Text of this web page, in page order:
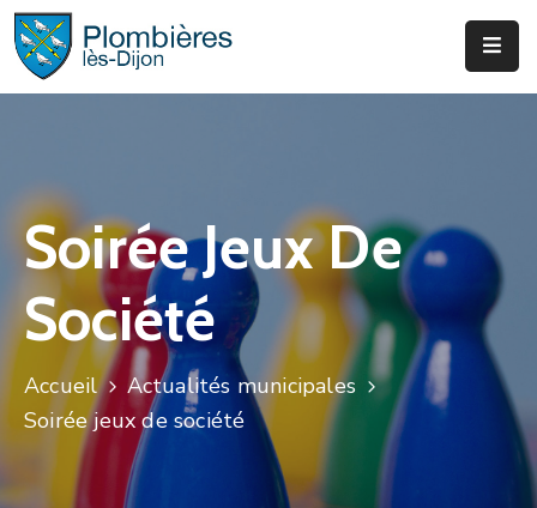
Que
Faire
?
Infos
&
Actus
Soirée Jeux De
Société
Accueil
Actualités municipales
Soirée jeux de société